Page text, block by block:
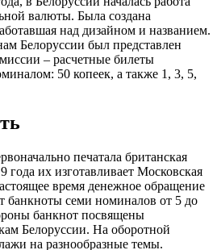
валюты. Была создана
над дизайном и названием.
Белоруссии был представлен
– расчетные билеты
50 копеек, а также 1, 3, 5,
печатала британская
года их изготавливает Московская
время денежное обращение
банкноты семи номиналов от 5 до
банкнот посвящены
Белоруссии. На оборотной
на разнообразные темы.